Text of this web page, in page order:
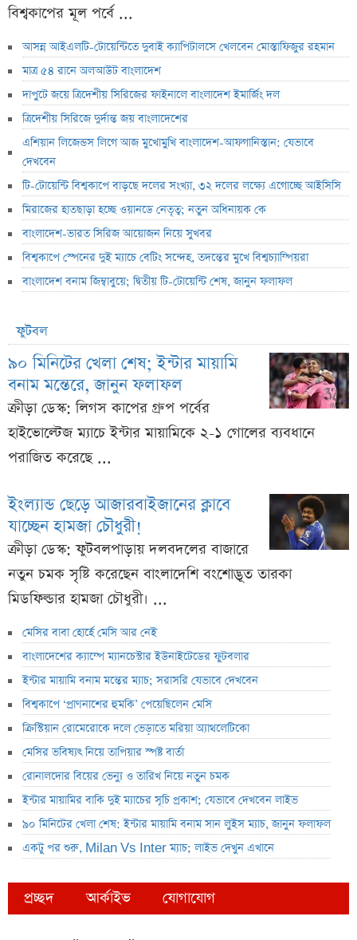
বিশ্বকাপের মূল পর্বে ...
আসন্ন আইএলটি-টোয়েন্টিতে দুবাই ক্যাপিটালসে খেলবেন মোস্তাফিজুর রহমান
মাত্র ৫৪ রানে অলআউট বাংলাদেশ
দাপুটে জয়ে ত্রিদেশীয় সিরিজের ফাইনালে বাংলাদেশ ইমার্জিং দল
ত্রিদেশীয় সিরিজে দুর্দান্ত জয় বাংলাদেশের
এশিয়ান লিজেন্ডস লিগে আজ মুখোমুখি বাংলাদেশ-আফগানিস্তান: যেভাবে
দেখবেন
টি-টোয়েন্টি বিশ্বকাপে বাড়ছে দলের সংখ্যা, ৩২ দলের লক্ষ্যে এগোচ্ছে আইসিসি
মিরাজের হাতছাড়া হচ্ছে ওয়ানডে নেতৃত্ব; নতুন অধিনায়ক কে
বাংলাদেশ-ভারত সিরিজ আয়োজন নিয়ে সুখবর
বিশ্বকাপে স্পেনের দুই ম্যাচে বেটিং সন্দেহ, তদন্তের মুখে বিশ্বচ্যাম্পিয়রা
বাংলাদেশ বনাম জিম্বাবুয়ে; দ্বিতীয় টি-টোয়েন্টি শেষ, জানুন ফলাফল
ফুটবল
৯০ মিনিটের খেলা শেষ; ইন্টার মায়ামি
বনাম মন্তেরে, জানুন ফলাফল
ক্রীড়া ডেস্ক: লিগস কাপের গ্রুপ পর্বের
হাইভোল্টেজ ম্যাচে ইন্টার মায়ামিকে ২-১ গোলের ব্যবধানে
পরাজিত করেছে ...
ইংল্যান্ড ছেড়ে আজারবাইজানের ক্লাবে
যাচ্ছেন হামজা চৌধুরী!
ক্রীড়া ডেস্ক: ফুটবলপাড়ায় দলবদলের বাজারে
নতুন চমক সৃষ্টি করেছেন বাংলাদেশি বংশোদ্ভূত তারকা
মিডফিল্ডার হামজা চৌধুরী। ...
মেসির বাবা হোর্হে মেসি আর নেই
বাংলাদেশের ক্যাম্পে ম্যানচেস্টার ইউনাইটেডের ফুটবলার
ইন্টার মায়ামি বনাম মন্তের ম্যাচ; সরাসরি যেভাবে দেখবেন
বিশ্বকাপে ‘প্রাণনাশের হুমকি’ পেয়েছিলেন মেসি
ক্রিস্টিয়ান রোমেরোকে দলে ভেড়াতে মরিয়া অ্যাথলেটিকো
মেসির ভবিষ্যৎ নিয়ে তাপিয়ার স্পষ্ট বার্তা
রোনালদোর বিয়ের ভেন্যু ও তারিখ নিয়ে নতুন চমক
ইন্টার মায়ামির বাকি দুই ম্যাচের সূচি প্রকাশ; যেভাবে দেখবেন লাইভ
৯০ মিনিটের খেলা শেষ: ইন্টার মায়ামি বনাম সান লুইস ম্যাচ, জানুন ফলাফল
একটু পর শুরু, Milan Vs Inter ম্যাচ; লাইভ দেখুন এখানে
প্রচ্ছদ আর্কাইভ যোগাযোগ